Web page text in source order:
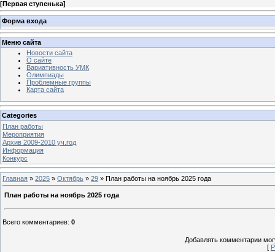
[Первая ступенька]
Форма входа
Меню сайта
Новости сайта
О сайте
Вариативность УМК
Олимпиады
Проблемные группы
Карта сайта
Categories
План работы
Мероприятия
Архив 2009-2010 уч.год
Информация
Конкурс
Главная » 2025 » Октябрь » 29 » План работы на ноябрь 2025 года
План работы на ноябрь 2025 года
Всего комментариев: 0
Добавлять комментарии
[